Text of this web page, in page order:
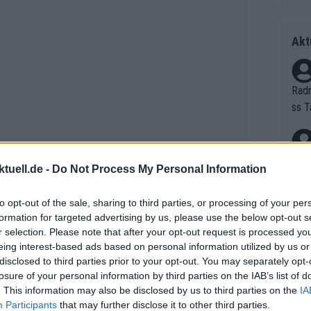
- Do Not Process My Personal Information
opt-out of the sale, sharing to third parties, or processing of your
for targeted advertising by us, please use the below opt-out
selection. Please note that after your opt-out request is processed
interest-based ads based on personal information utilized by us
to third parties prior to your opt-out. You may separately
of your personal information by third parties on the IAB’s list of
This information may also be disclosed by us to third parties on the
Participants that may further disclose it to other third parties.
der Marketingausgaben
Murtra, eingebettet in den Ende
Parallel dazu sind die
ss
as
Auf
V?